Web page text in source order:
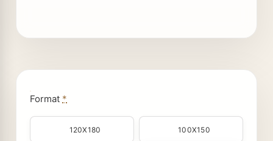
Format *
120X180 100X150